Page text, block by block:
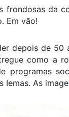
frondosas da
Em vão!
depois de 50
como a
programas
As